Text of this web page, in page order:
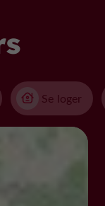
Se loger